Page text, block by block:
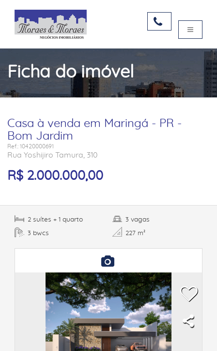
Ficha do imóvel
Casa à venda em Maringá - PR -
Bom Jardim
Ref.: 10420000691
Rua Yoshijiro Tamura, 310
R$ 2.000.000,00
2 suítes + 1 quarto
3 bwcs
3 vagas
227 m²